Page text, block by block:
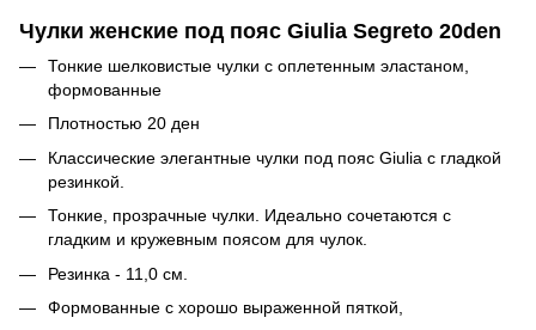
Чулки женские под пояс Giulia Segreto 20den
Тонкие шелковистые чулки с оплетенным эластаном,
формованные
Плотностью 20 ден
Классические элегантные чулки под пояс Giulia с гладкой
резинкой.
Тонкие, прозрачные чулки. Идеально сочетаются с
гладким и кружевным поясом для чулок.
Резинка - 11,0 см.
Формованные с хорошо выраженной пяткой,